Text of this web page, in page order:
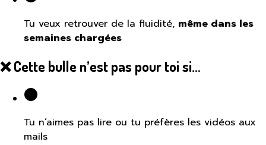
Tu veux retrouver de la fluidité, même dans les
semaines chargées
❌ Cette bulle n’est pas pour toi si…
Tu n’aimes pas lire ou tu préfères les vidéos aux
mails